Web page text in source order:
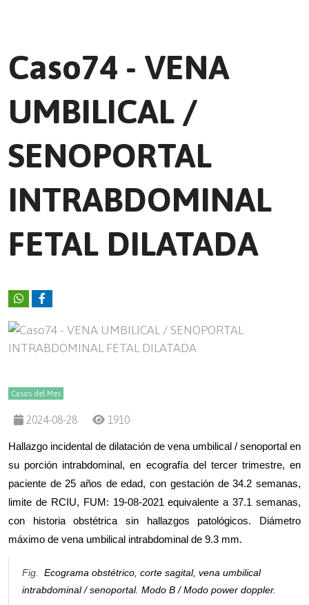
Caso74 - VENA
UMBILICAL /
SENOPORTAL
INTRABDOMINAL
FETAL DILATADA
Casos del Mes
2024-08-28 1910
Hallazgo incidental de dilatación de vena umbilical / senoportal en
su porción intrabdominal, en ecografía del tercer trimestre, en
paciente de 25 años de edad, con gestación de 34.2 semanas,
limite de RCIU, FUM: 19-08-2021 equivalente a 37.1 semanas,
con historia obstétrica sin hallazgos patológicos. Diámetro
máximo de vena umbilical intrabdominal de 9.3 mm.
Fig. Ecograma obstétrico, corte sagital, vena umbilical
intrabdominal / senoportal. Modo B / Modo power doppler.